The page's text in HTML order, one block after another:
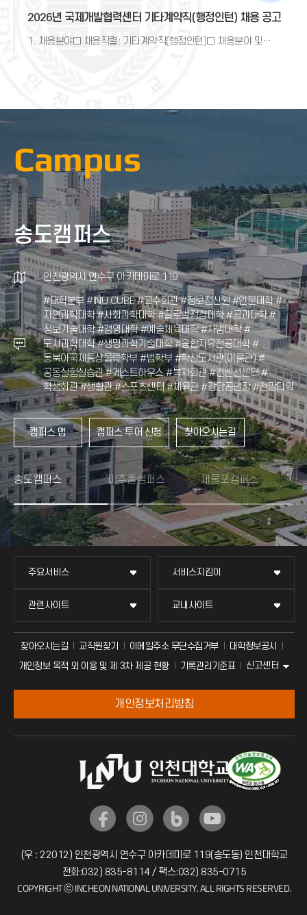
2026년 국제개발협력센터 기타계약직(행정인턴) 채용 공고
1. 채용분야□ 채용직렬: 기타계약직(행정인턴)□ 채용분야 및
Campus
송도캠퍼스
인천광역시 연수구 아카데미로 119
#대학본부 #INU CUBE #교수회관 #정보전산원 #인문대학 #
자연과학대학 #사회과학대학 #글로벌정경대학 #공과대학 #
정보기술대학#경영대학 #예술체육대학 #사범대학 #
도시과학대학 #생명과학기술대학 #융합자유전공대학 #
동북아국제통상물류학부 #법학부 #학산도서관(이룸관) #
공동실험실습관 #게스트하우스 #복지회관 #컨벤션센터 #
학생회관 #생활관 #스포츠센터 #체육관 #강당공연장 #전망타워
캠퍼스 맵 캠퍼스 투어 신청 찾아오시는길
미추홀캠퍼스
인천광역시 연수구 갯벌로 12 (우 21999)
#동북아물류 E-Biz센터 #미래관 #미추홀 별관 A동 #미추홀 별관
B동 #INU 이노베이션센터
찾아오시는길
제물포캠퍼스
인천광역시 미추홀구 석정로 165 (우 22100)
#성지관
찾아오시는길
송도캠퍼스 미추홀캠퍼스 제물포캠퍼스
주요서비스 서비스지킴이
관련사이트 교내사이트
찾아오시는길 교직원찾기 이메일주소 무단수집거부
대학정보공시
개인정보 목적 외 이용 및 제 3차 제공 현황
기록관리기준표 신고센터
개인정보처리방침
(우 : 22012) 인천광역시 연수구 아카데미로 119(송도동) 인천대학교
전화:032) 835-8114 / 팩스:032) 835-0715
COPYRIGHT ⓒ INCHEON NATIONAL UNIVERSITY. ALL RIGHTS RESERVED.